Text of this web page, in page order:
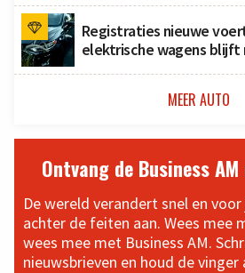
Registraties nieuwe
elektrische wagens
MEER AUTO
Ontvang de Business
De wereld verandert snel en
achter de feiten aan. Wees mee
wees mee met Business AM.
nieuwsbrieven en houd de vinger